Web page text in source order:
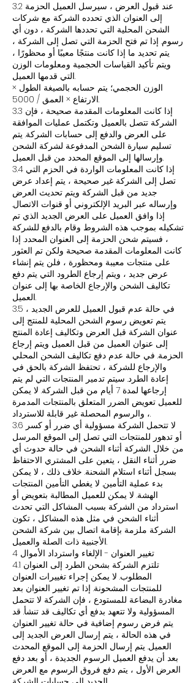
3.2 عند قبول العرض ، سيرسل العميل الحزمة
إلى العنوان الذي تحدده الشركة مع شركات
الشحن المحلية التي تحددها الشركة ، دون أي
رسوم. إذا تم فتح الحزمة التي تصل إلى الشركة ،
يتم تحديد ما إذا كانت منتجًا معيبًا أو محظورًا ،
ويتم تأكيد القياسات الحجمية ومعلومات الوزن
التي قدمها العميل.
الوزن الحجمي؛ يتم حسابه بالصيغة الطول ×
الارتفاع × العمق / 5000.
3.3 إذا كانت المعلومات المقدمة صحيحة ، فإن
الشركة تتصل بالعميل وتكتمل عمليات الموافقة
على العرض والدفع إلى حسابات الشركة. يتم
تسليم سيارة الشحن المدفوعة لشركة الشحن
وإرسالها إلى الموقع المحدد من قبل العميل.
3.4 إذا كانت المعلومات الواردة في الحزم التي
تصل إلى الشركة غير صحيحة ، يتم إعداد عرض
جديد من قبل الشركة ويتم تحديث العرض
وإرساله عبر البريد الإلكتروني أو قنوات الاتصال.
إذا وافق العميل على العرض الجديد الذي تم
تشكيله بموجب هذه الشروط وقام بالدفع للشركة
، فسيتم شحن الحزمة إلى العنوان المحدد. إذا
كانت المعلومات المقدمة صحيحة ولكن تم العثور
على منتجات معيبة ومحظورة ، فلن يتم إنشاء
عرض جديد ، ويتم إرجاع الطرود التي يتم دفع
تكاليف الشحن والإرجاع الخاصة بها إلى عنوان
العميل.
3.5 في حالة عدم قبول العميل للعرض الجديد ،
يتم تعويض رسوم الشحن المحلية للمنتج إلى
عنوان الشركة قبل العرض وتكاليف إعادة المنتج
إلى عنوان العميل من قبل العميل ويتم إرجاع
الحزمة. في حالة عدم دفع تكاليف الشحن المحلي
والإرجاع للشركة ، تحتفظ الشركة بالحق في
إعادة الطرد. سيتم تدمير المنتجات التي لم يتم
إرجاعها لمدة 7 أيام من قبل الشركة. لا يمكن
للعميل تعويض الضرر المتعلق بالمنتجات المدمرة
، والرسوم المحصلة غير قابلة للاسترداد.
3.6 لا تتحمل الشركة مسؤولية أي ضرر أو كسر
أو تدهور للمنتجات التي تصل إلى الموقع المرسل
من خلال الشركة أثناء الشحن. في حالة حدوث أي
ضرر أثناء النقل ، يتعين على المشتري الاحتفاظ
بسجل أثناء استلام الشحنة. خلاف ذلك ، لا يمكن
بدء عملية التأمين. لا يغطي التأمين المنتجات
الهشة. لا يمكن للعميل المطالبة بتعويض أو
استرداد من الشركة بسبب المشاكل التي تحدث
أثناء الشحن. في مثل هذه المشاكل ، تكون
الشركة ملزمة بإقامة اتصال بين شركة الشحن
الأجنبية ذات الصلة والعميل.
4 تغيير العنوان - الإلغاء واسترداد الأموال
4.1 تلتزم الشركة بشحن الطرد إلى العنوان
المطلوب. لا يمكن إجراء تغييرات العنوان
للمنتجات المشحونة. إذا تم تغيير العنوان بعد
مغادرة البضاعة للمستودع ، فإن الشركة لا تتحمل
المسؤولية ولا تتعهد بدفع أي تكاليف قد تنشأ. قد
يتم فرض رسوم إضافية في حالة تغيير العنوان.
في هذه الحالة ، يتم إرسال العرض الجديد إلى
العميل. يتم إرسال الحزمة إلى الموقع المحدث
بعد أن يدفع العميل الرسوم الجديدة ، أو بعد دفع
العرض الأول ، يتم دفع فروق الرسوم مع العرض